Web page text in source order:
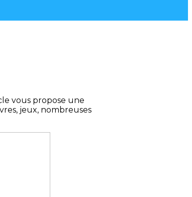
vous propose une
jeux, nombreuses